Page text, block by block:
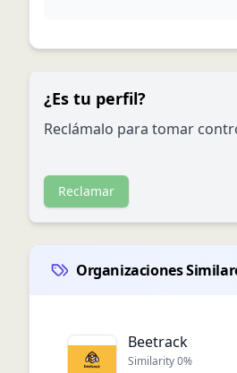
¿Es tu perfil?
Reclámalo para tomar
Reclamar
Organizaciones
Beetrack
Similarity0%